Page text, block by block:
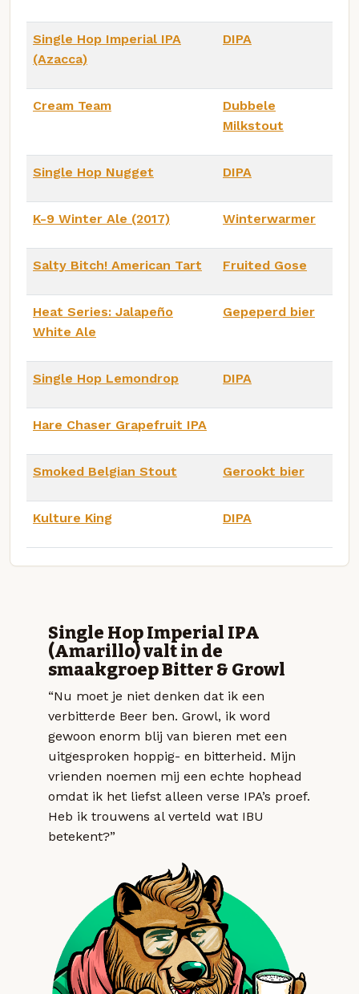
Single Hop Imperial IPA
(Azacca)
DIPA
Cream Team
Dubbele
Milkstout
Single Hop Nugget DIPA
K-9 Winter Ale (2017) Winterwarmer
Salty Bitch! American Tart Fruited Gose
Heat Series: Jalapeño
White Ale
Gepeperd bier
Single Hop Lemondrop DIPA
Hare Chaser Grapefruit IPA
Smoked Belgian Stout Gerookt bier
Kulture King DIPA
Single Hop Imperial IPA
(Amarillo) valt in de
smaakgroep Bitter & Growl
“Nu moet je niet denken dat ik een
verbitterde Beer ben. Growl, ik word
gewoon enorm blij van bieren met een
uitgesproken hoppig- en bitterheid. Mijn
vrienden noemen mij een echte hophead
omdat ik het liefst alleen verse IPA’s proef.
Heb ik trouwens al verteld wat IBU
betekent?”